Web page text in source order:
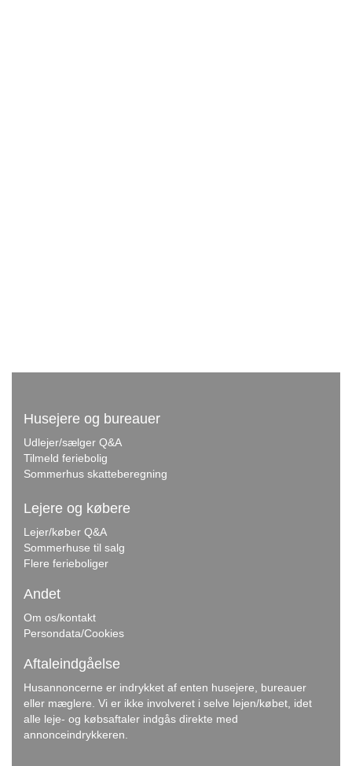
Husejere og bureauer
Udlejer/sælger Q&A
Tilmeld feriebolig
Sommerhus skatteberegning
Lejere og købere
Lejer/køber Q&A
Sommerhuse til salg
Flere ferieboliger
Andet
Om os/kontakt
Persondata/Cookies
Aftaleindgåelse
Husannoncerne er indrykket af enten husejere, bureauer
eller mæglere. Vi er ikke involveret i selve lejen/købet, idet
alle leje- og købsaftaler indgås direkte med
annonceindrykkeren.